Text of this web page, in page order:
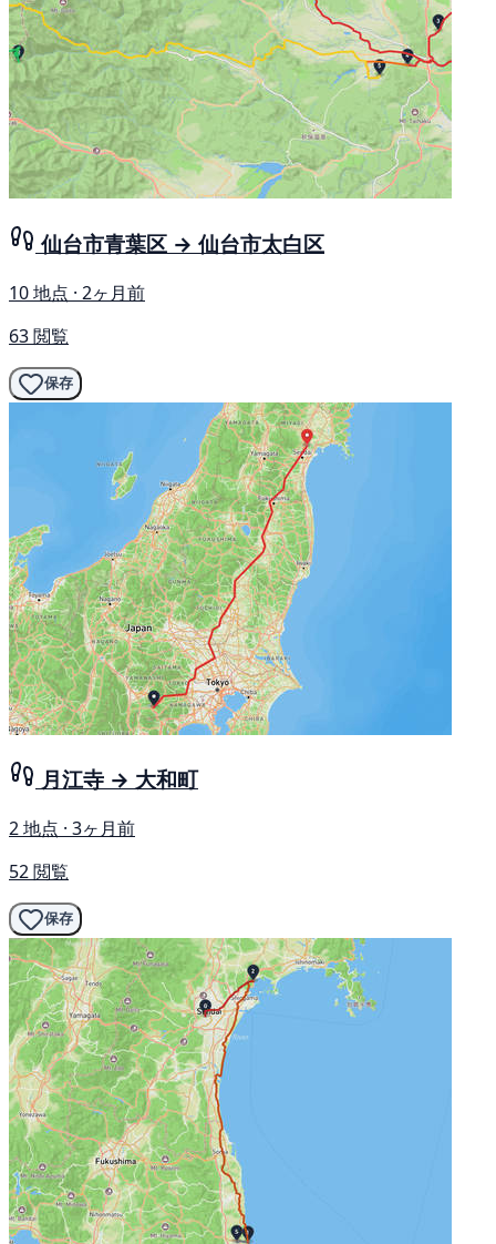
仙台市青葉区 → 仙台市太白区
10 地点 · 2ヶ月前
63 閲覧
保存
月江寺 → 大和町
2 地点 · 3ヶ月前
52 閲覧
保存